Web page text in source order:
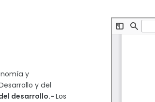
y
y del
desarrollo.- Los